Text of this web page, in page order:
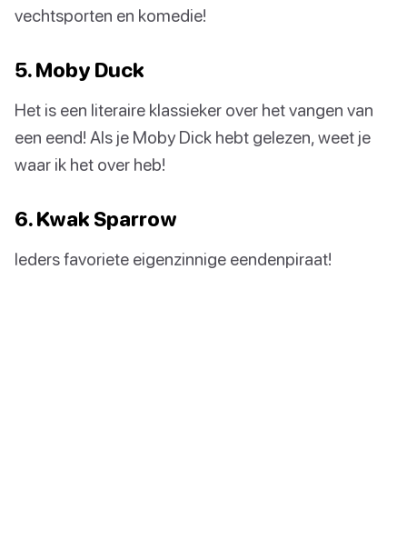
vechtsporten en komedie!
5. Moby Duck
Het is een literaire klassieker over het vangen van
een eend! Als je Moby Dick hebt gelezen, weet je
waar ik het over heb!
6. Kwak Sparrow
Ieders favoriete eigenzinnige eendenpiraat!